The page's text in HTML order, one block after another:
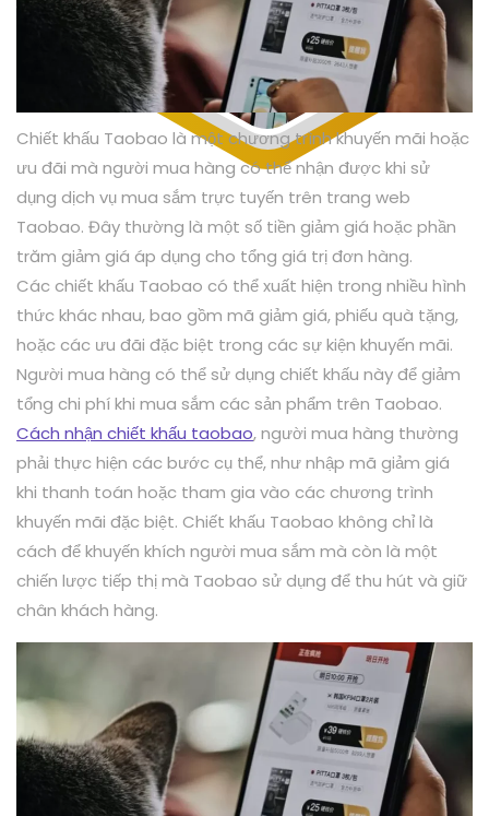
Chiết khấu Taobao là một chương trình khuyến mãi hoặc
ưu đãi mà người mua hàng có thể nhận được khi sử
dụng dịch vụ mua sắm trực tuyến trên trang web
Taobao. Đây thường là một số tiền giảm giá hoặc phần
trăm giảm giá áp dụng cho tổng giá trị đơn hàng.
Các chiết khấu Taobao có thể xuất hiện trong nhiều hình
thức khác nhau, bao gồm mã giảm giá, phiếu quà tặng,
hoặc các ưu đãi đặc biệt trong các sự kiện khuyến mãi.
Người mua hàng có thể sử dụng chiết khấu này để giảm
tổng chi phí khi mua sắm các sản phẩm trên Taobao.
Cách nhận chiết khấu taobao, người mua hàng thường
phải thực hiện các bước cụ thể, như nhập mã giảm giá
khi thanh toán hoặc tham gia vào các chương trình
khuyến mãi đặc biệt. Chiết khấu Taobao không chỉ là
cách để khuyến khích người mua sắm mà còn là một
chiến lược tiếp thị mà Taobao sử dụng để thu hút và giữ
chân khách hàng.